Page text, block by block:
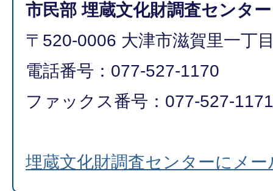
市民部 埋蔵文化財調査センター
〒520-0006 大津市滋賀里一丁
電話番号：077-527-1170
ファックス番号：077-527-1171
埋蔵文化財調査センターにメ